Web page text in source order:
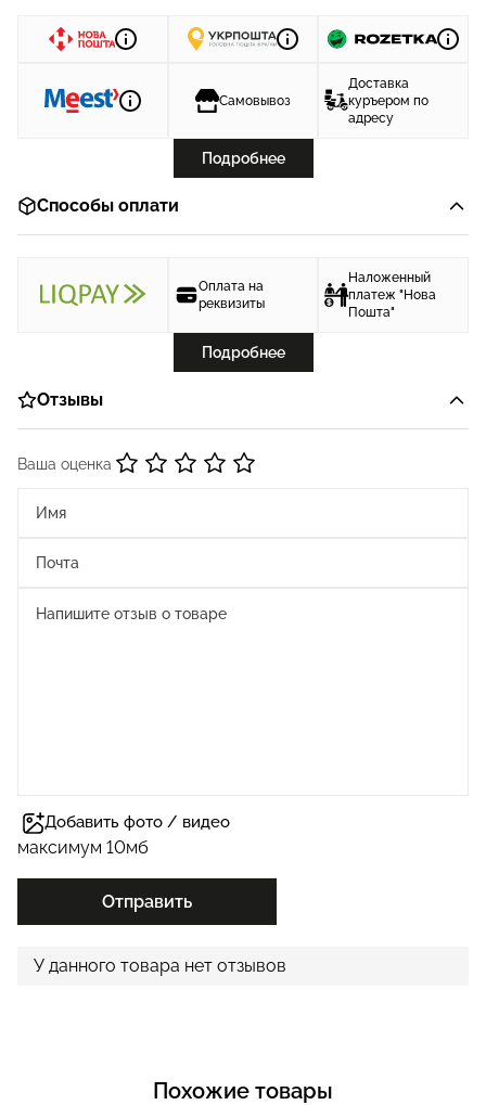
Самовывоз
Доставка
куръером по
адресу
Подробнее
Способы оплати
Оплата на
реквизиты
Наложенный
платеж "Нова
Пошта"
Подробнее
Отзывы
Ваша оценка
Добавить фото / видео
максимум 10мб
Отправить
У данного товара нет отзывов
Похожие товары